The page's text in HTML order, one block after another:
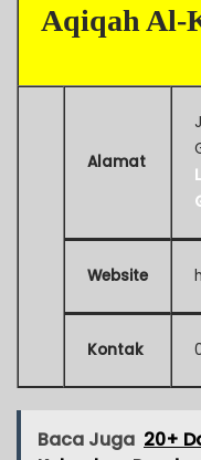
Aqiqah Al-
Alamat
Website
Kontak
Baca Juga 20+